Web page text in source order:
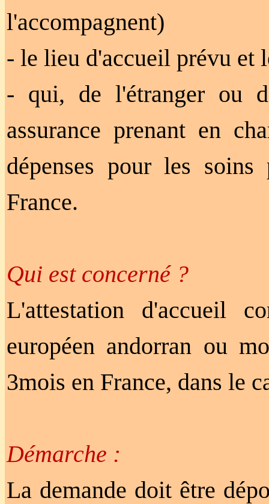
l'accompagnent)
- le lieu d'accueil prévu et
- qui, de l'étranger ou
assurance prenant en
dépenses pour les
France.
Qui est concerné ?
L'attestation d'accueil
européen andorran ou
3mois en France, dans le
Démarche :
La demande doit être